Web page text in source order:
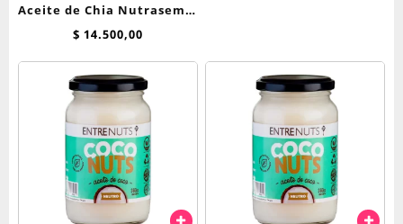
Aceite de Chia Nutrasem x
250ml
$ 14.500,00